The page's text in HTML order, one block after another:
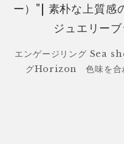
エンゲージリング Sea
グHorizon 色味を合わ